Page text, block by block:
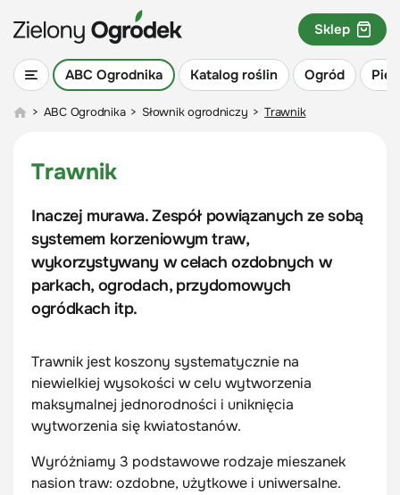
ABC Ogrodnika Katalog roślin Ogród
Sklep
> ABC Ogrodnika > Słownik ogrodniczy > Trawnik
Trawnik
Inaczej murawa. Zespół powiązanych ze sobą
systemem korzeniowym traw,
wykorzystywany w celach ozdobnych w
parkach, ogrodach, przydomowych
ogródkach itp.
Trawnik jest koszony systematycznie na
niewielkiej wysokości w celu wytworzenia
maksymalnej jednorodności i uniknięcia
wytworzenia się kwiatostanów.
Wyróżniamy 3 podstawowe rodzaje mieszanek
nasion traw: ozdobne, użytkowe i uniwersalne.